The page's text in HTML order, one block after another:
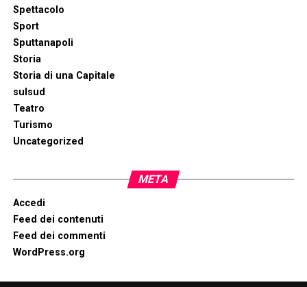
Spettacolo
Sport
Sputtanapoli
Storia
Storia di una Capitale
sulsud
Teatro
Turismo
Uncategorized
META
Accedi
Feed dei contenuti
Feed dei commenti
WordPress.org